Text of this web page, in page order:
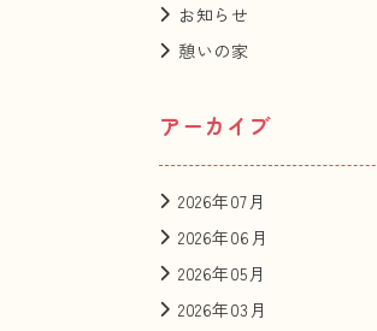
お知らせ
憩いの家
アーカイブ
2026年07月
2026年06月
2026年05月
2026年03月